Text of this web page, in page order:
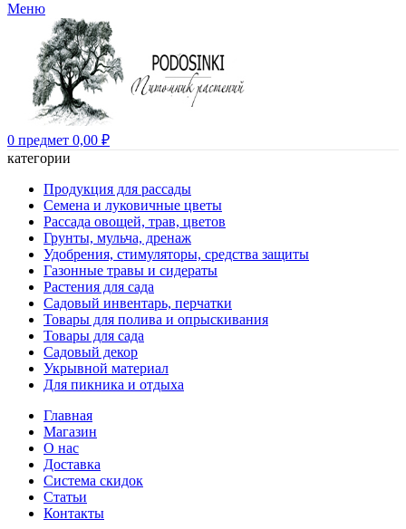
Меню
0 предмет 0,00 ₽
категории
Продукция для рассады
Семена и луковичные цветы
Рассада овощей, трав, цветов
Грунты, мульча, дренаж
Удобрения, стимуляторы, средства защиты
Газонные травы и сидераты
Растения для сада
Садовый инвентарь, перчатки
Товары для полива и опрыскивания
Товары для сада
Садовый декор
Укрывной материал
Для пикника и отдыха
Главная
Магазин
О нас
Доставка
Система скидок
Статьи
Контакты